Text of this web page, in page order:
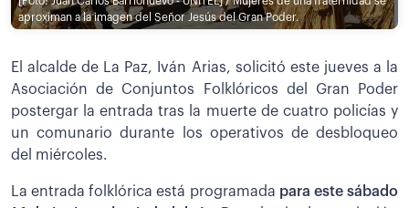
aproximan a la imagen del Señor Jesús del Gran Poder.
El alcalde de La Paz, Iván Arias, solicitó este jueves a la
Asociación de Conjuntos Folklóricos del Gran Poder
postergar la entrada tras la muerte de cuatro policías y
un comunario durante los operativos de desbloqueo
del miércoles.
La entrada folklórica está programada para este sábado